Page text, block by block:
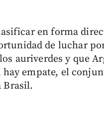
en forma
de luchar
auriverdes y que
hay empate, el
Brasil.